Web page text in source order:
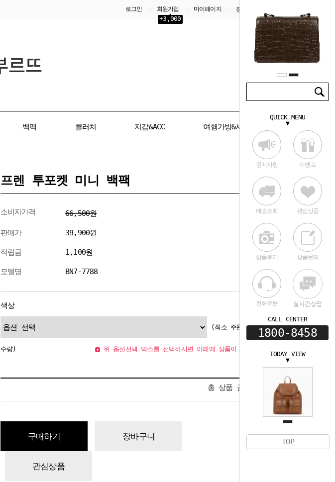
QUICK MENU
▼
공지사항 이벤트
배송조회 관심상품
상품후기 상품문의
전화주문
CALL CENTER
1800-8458
TODAY VIEW
▼
TOP
로그인 회원가입
+3,000
마이페이지 장바구니
백팩 클러치 지갑&ACC 여행가방&서류가방
프렌 투포켓 미니 백팩
소비자가격 66,500원
판매가 39,900원
적립금 1,100원
모델명 BN7-7788
색상
(최소 주문수량 1개
수량) 위 옵션선택 박스를 선택하시면 아래에 상품이 추가됩니다.
총 상품 금액
구매하기 장바구니
관심상품